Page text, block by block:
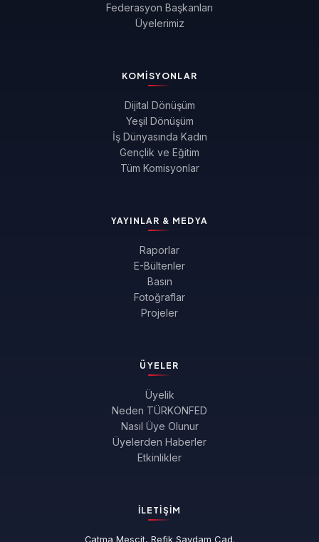
Federasyon Başkanları
Üyelerimiz
KOMISYONLAR
Dijital Dönüşüm
Yeşil Dönüşüm
İş Dünyasında Kadın
Gençlik ve Eğitim
Tüm Komisyonlar
YAYINLAR & MEDYA
Raporlar
E-Bültenler
Basın
Fotoğraflar
Projeler
ÜYELER
Üyelik
Neden TÜRKONFED
Nasıl Üye Olunur
Üyelerden Haberler
Etkinlikler
İLETIŞIM
Çatma Mescit, Refik Saydam Cad.